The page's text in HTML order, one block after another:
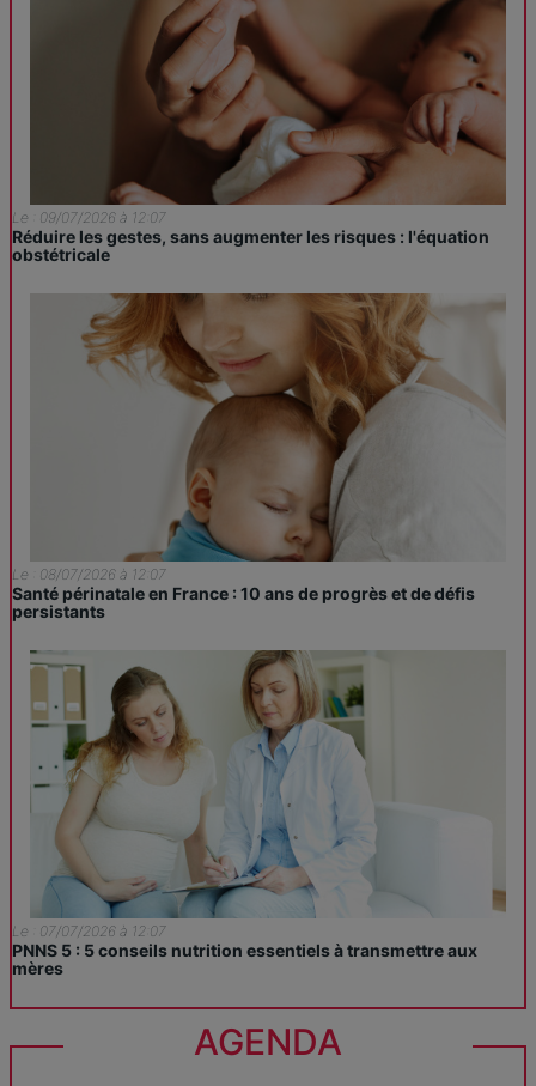
Le : 09/07/2026 à 12:07
Réduire les gestes, sans augmenter les risques : l'équation
obstétricale
Le : 08/07/2026 à 12:07
Santé périnatale en France : 10 ans de progrès et de défis
persistants
Le : 07/07/2026 à 12:07
PNNS 5 : 5 conseils nutrition essentiels à transmettre aux
mères
AGENDA